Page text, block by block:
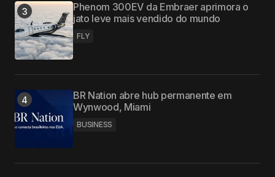
Phenom 300EV da Embraer aprimora o
jato leve mais vendido do mundo
FLY
BR Nation abre hub permanente em
Wynwood, Miami
BUSINESS